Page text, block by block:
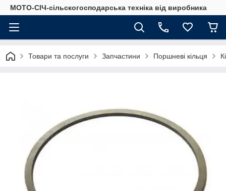
МОТО-СІЧ-сільскогосподарська техніка від виробника
Товари та послуги Запчастини Поршневі кільця